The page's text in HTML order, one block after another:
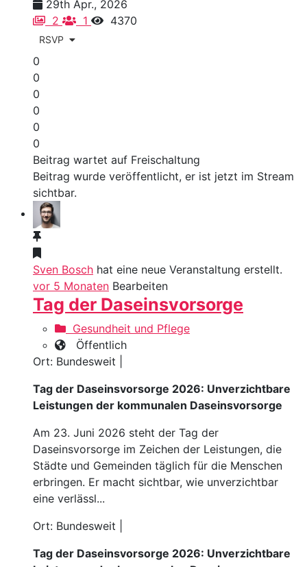
29th Apr., 2026
2
1 4370
RSVP
0
0
0
0
0
0
Beitrag wartet auf Freischaltung
Beitrag wurde veröffentlicht, er ist jetzt im Stream
sichtbar.
Sven Bosch hat eine neue Veranstaltung erstellt.
vor 5 Monaten Bearbeiten
Tag der Daseinsvorsorge
Gesundheit und Pflege
Öffentlich
Ort: Bundesweit |
Tag der Daseinsvorsorge 2026: Unverzichtbare
Leistungen der kommunalen Daseinsvorsorge
Am 23. Juni 2026 steht der Tag der
Daseinsvorsorge im Zeichen der Leistungen, die
Städte und Gemeinden täglich für die Menschen
erbringen. Er macht sichtbar, wie unverzichtbar
eine verlässl...
Ort: Bundesweit |
Tag der Daseinsvorsorge 2026: Unverzichtbare